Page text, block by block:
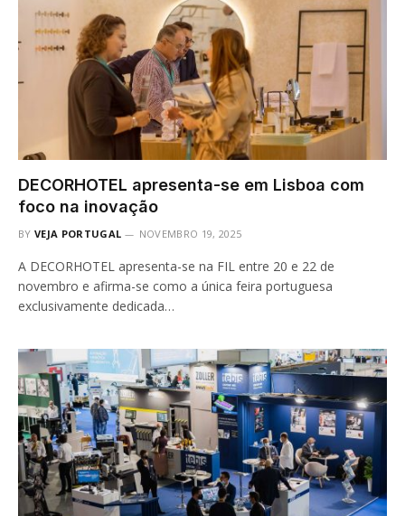
DECORHOTEL apresenta-se em Lisboa com
foco na inovação
BY VEJA PORTUGAL NOVEMBRO 19, 2025
A DECORHOTEL apresenta-se na FIL entre 20 e 22 de
novembro e afirma-se como a única feira portuguesa
exclusivamente dedicada…